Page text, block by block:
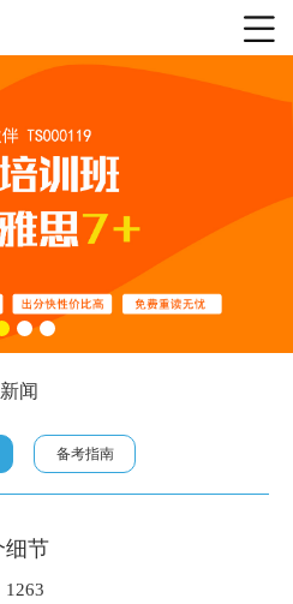
闻
备考指南
细节
1263